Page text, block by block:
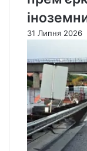
31 Липня 2026